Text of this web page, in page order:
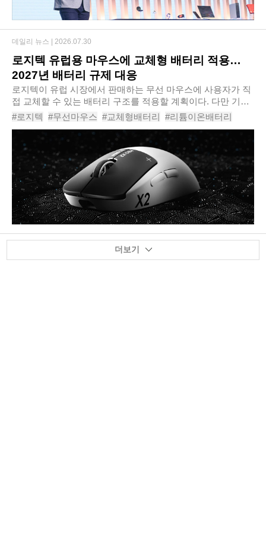
로지텍 유럽용 마우스에 교체형 배터리 적용…
2027년 배터리 규제 대응
로지텍이 유럽 시장에서 판매하는 무선 마우스에 사용자가 직
접 교체할 수 있는 배터리 구조를 적용할 계획이다. 다만 기존
의 AA·AAA 알카라인 배터리 방식으로 돌아가는 것이 아니라,
현재처럼 리튬이온 또는 리튬폴리머 기..
#로지텍 #무선마우스 #교체형배터리 #리튬이온배터리
#EU배터리법 #배터리규제 #수리권 #로지텍마우스
#친환경전자제품
#전자제품수리
데일리 뉴스 | 2026.07.30
더보기